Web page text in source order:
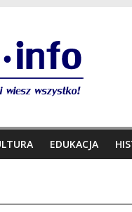
EDUKACJA